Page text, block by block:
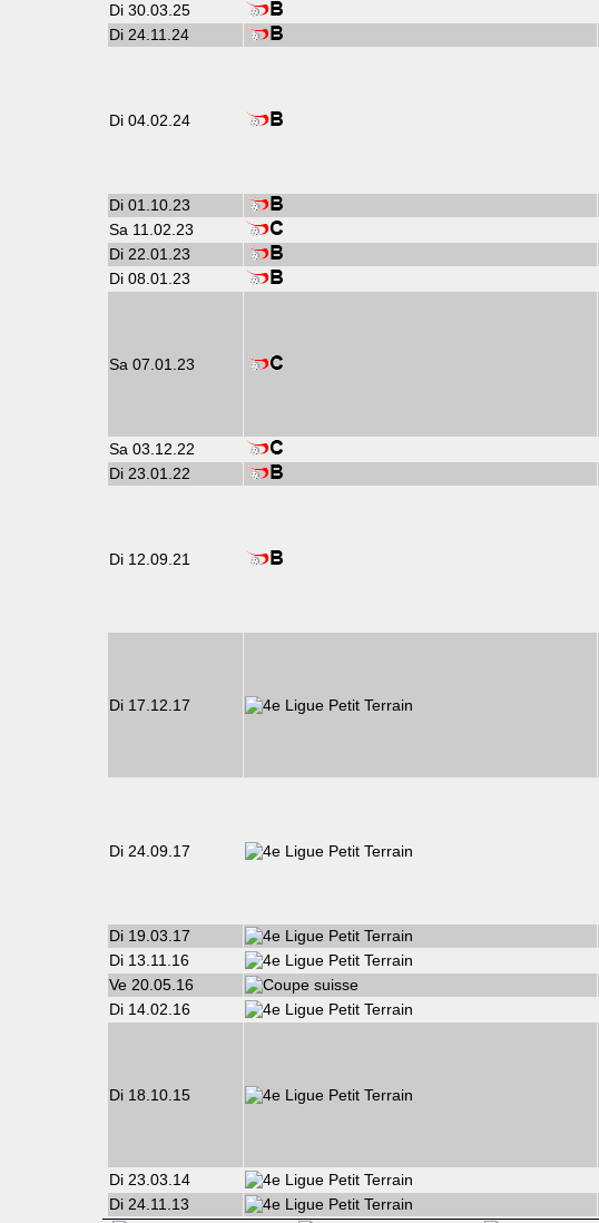
Di 30.03.25
Di 24.11.24
Di 04.02.24
Di 01.10.23
Sa 11.02.23
Di 22.01.23
Di 08.01.23
Sa 07.01.23
Sa 03.12.22
Di 23.01.22
Di 12.09.21
Di 17.12.17
Di 24.09.17
Di 19.03.17
Di 13.11.16
Ve 20.05.16
Di 14.02.16
Di 18.10.15
Di 23.03.14
Di 24.11.13